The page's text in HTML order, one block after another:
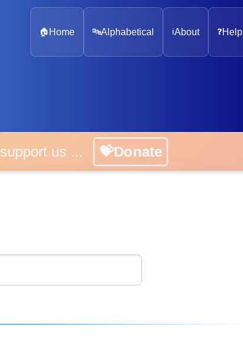
🏠 Home 🔤Alphabetical ℹ️About ❓Help
us ... 💝Donate